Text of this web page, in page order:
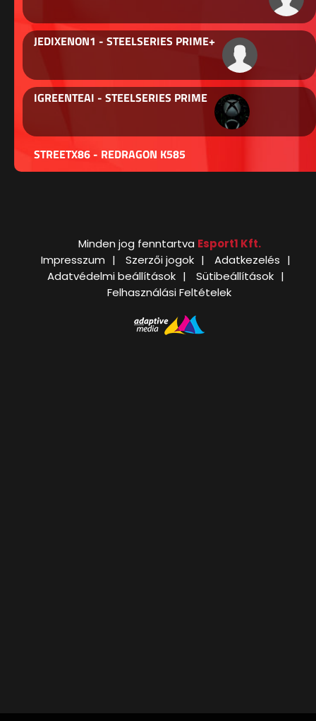
JEDIXENON1 - STEELSERIES PRIME+
IGREENTEAI - STEELSERIES PRIME
STREETX86 - REDRAGON K585
Minden jog fenntartva Esport1 Kft.
Impresszum
Szerzői jogok
Adatkezelés
Adatvédelmi beállítások
Sütibeállítások
Felhasználási Feltételek